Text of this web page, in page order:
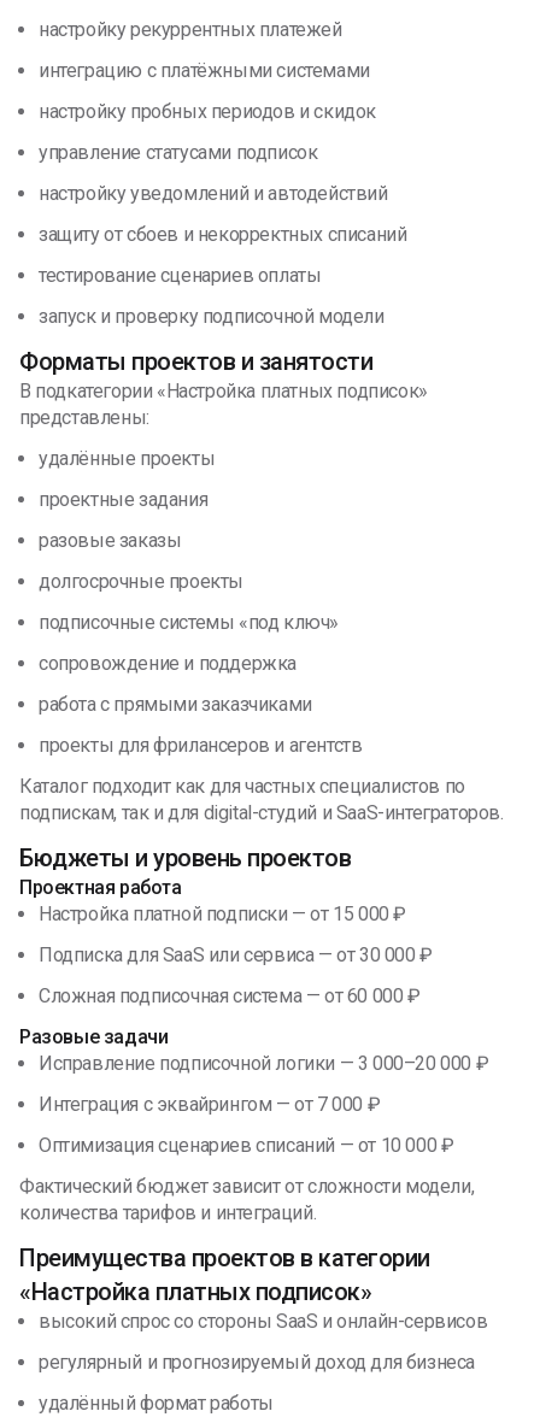
настройку рекуррентных платежей
интеграцию с платёжными системами
настройку пробных периодов и скидок
управление статусами подписок
настройку уведомлений и автодействий
защиту от сбоев и некорректных списаний
тестирование сценариев оплаты
запуск и проверку подписочной модели
Форматы проектов и занятости
В подкатегории «Настройка платных подписок»
представлены:
удалённые проекты
проектные задания
разовые заказы
долгосрочные проекты
подписочные системы «под ключ»
сопровождение и поддержка
работа с прямыми заказчиками
проекты для фрилансеров и агентств
Каталог подходит как для частных специалистов по
подпискам, так и для digital-студий и SaaS-интеграторов.
Бюджеты и уровень проектов
Проектная работа
Настройка платной подписки — от 15 000 ₽
Подписка для SaaS или сервиса — от 30 000 ₽
Сложная подписочная система — от 60 000 ₽
Разовые задачи
Исправление подписочной логики — 3 000–20 000 ₽
Интеграция с эквайрингом — от 7 000 ₽
Оптимизация сценариев списаний — от 10 000 ₽
Фактический бюджет зависит от сложности модели,
количества тарифов и интеграций.
Преимущества проектов в категории
«Настройка платных подписок»
высокий спрос со стороны SaaS и онлайн-сервисов
регулярный и прогнозируемый доход для бизнеса
удалённый формат работы